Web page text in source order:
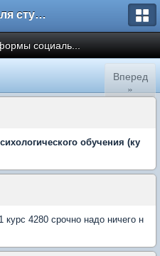
Форум для студента СГА
социаль...
Вперед
»
обучения (ку
4280 срочно надо ничего н